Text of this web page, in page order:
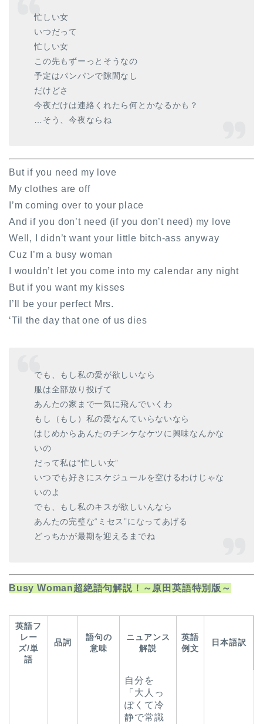
忙しい女
いつだって
忙しい女
この先もずーっとそうなの
予定はパンパンで隙間なし
だけどさ
今夜だけは連絡くれたら何とかなるかも？
…そう、今夜ならね
But if you need my love
My clothes are off
I’m coming over to your place
And if you don’t need (if you don’t need) my love
Well, I didn’t want your little bitch-ass anyway
Cuz I’m a busy woman
I wouldn’t let you come into my calendar any night
But if you want my kisses
I’ll be your perfect Mrs.
‘Til the day that one of us dies
でも、もし私の愛が欲しいなら
服は全部放り投げて
あんたの家まで一気に飛んでいくわ
もし（もし）私の愛なんていらないなら
はじめからあんたのチンケなケツに興味なんかな
いの
だって私は“忙しい女”
いつでも好きにスケジュールを空けるわけじゃな
いのよ
でも、もし私のキスが欲しいんなら
あんたの完璧な“ミセス”になってあげる
どっちかが最期を迎えるまでね
Busy Woman超絶語句解説！～原田英語特別版～
英語フ
レー
ズ/単
語
品詞
語句の
意味
ニュアンス
解説
英語
例文
日本語訳
自分を
「大人っ
ぽくて冷
静で常識